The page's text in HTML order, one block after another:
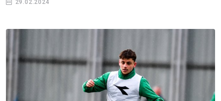
29.02.2024